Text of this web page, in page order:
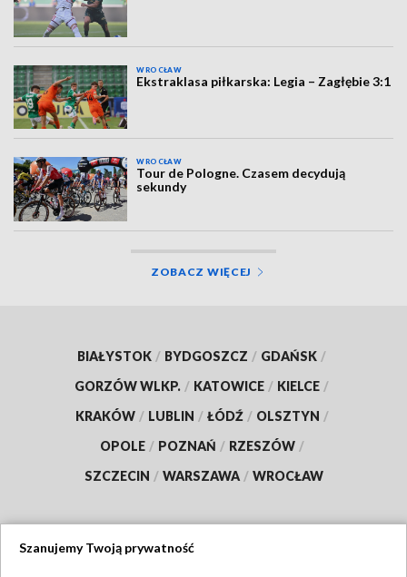
WROCŁAW
Ekstraklasa piłkarska: Legia – Zagłębie 3:1
WROCŁAW
Tour de Pologne. Czasem decydują
sekundy
ZOBACZ WIĘCEJ
BIAŁYSTOK / BYDGOSZCZ / GDAŃSK /
GORZÓW WLKP. / KATOWICE / KIELCE /
KRAKÓW / LUBLIN / ŁÓDŹ / OLSZTYN /
OPOLE / POZNAŃ / RZESZÓW /
SZCZECIN / WARSZAWA / WROCŁAW
Szanujemy Twoją prywatność